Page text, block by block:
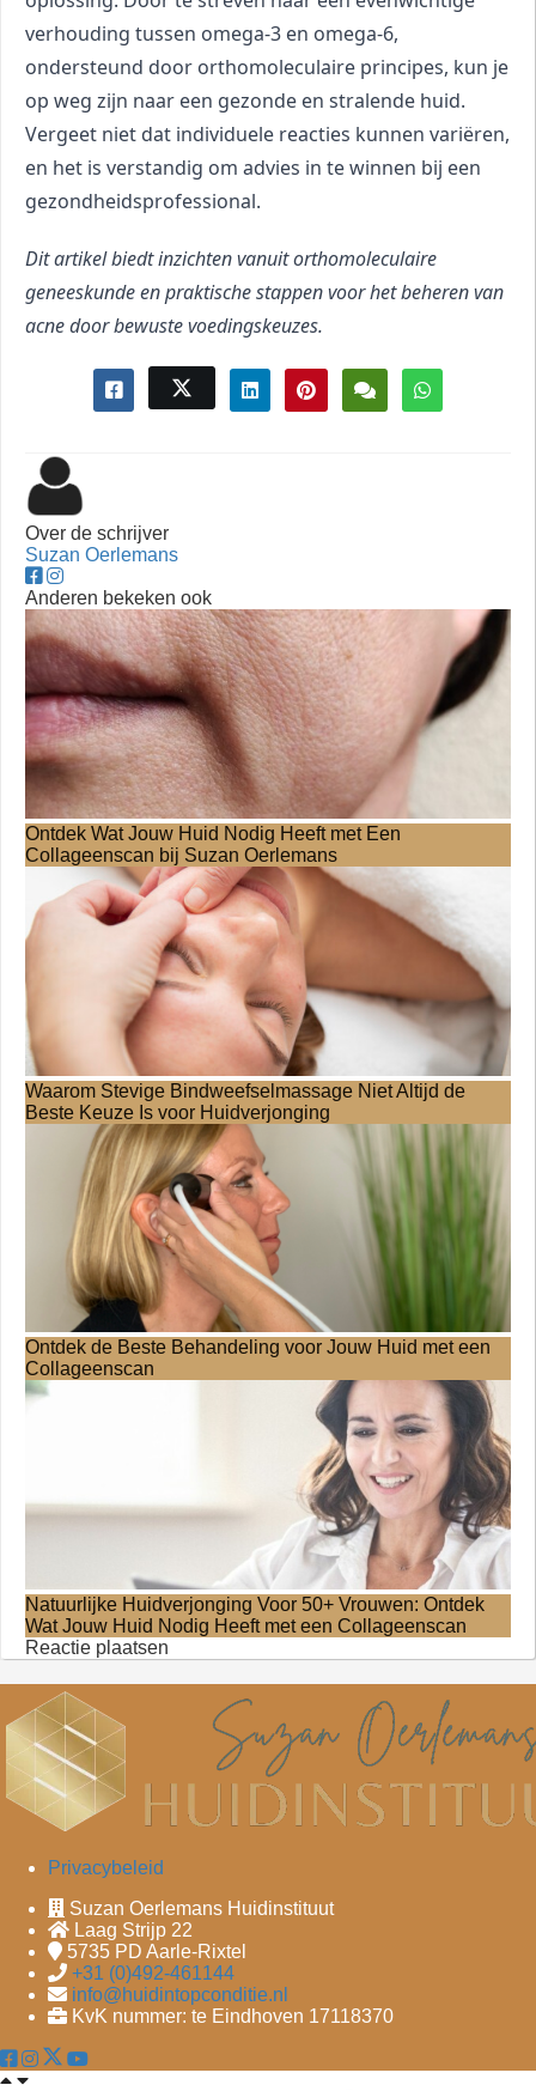
verhouding tussen omega-3 en omega-6,
ondersteund door orthomoleculaire principes, kun je
op weg zijn naar een gezonde en stralende huid.
Vergeet niet dat individuele reacties kunnen variëren,
en het is verstandig om advies in te winnen bij een
gezondheidsprofessional.
Dit artikel biedt inzichten vanuit orthomoleculaire
geneeskunde en praktische stappen voor het beheren van
acne door bewuste voedingskeuzes.
Over de schrijver
Suzan Oerlemans
Anderen bekeken ook
Ontdek Wat Jouw Huid Nodig Heeft met Een
Collageenscan bij Suzan Oerlemans
Waarom Stevige Bindweefselmassage Niet Altijd de
Beste Keuze Is voor Huidverjonging
Ontdek de Beste Behandeling voor Jouw Huid met een
Collageenscan
Natuurlijke Huidverjonging Voor 50+ Vrouwen: Ontdek
Wat Jouw Huid Nodig Heeft met een Collageenscan
Reactie plaatsen
Privacybeleid
Suzan Oerlemans Huidinstituut
Laag Strijp 22
5735 PD Aarle-Rixtel
+31 (0)492-461144
info@huidintopconditie.nl
KvK nummer: te Eindhoven 17118370